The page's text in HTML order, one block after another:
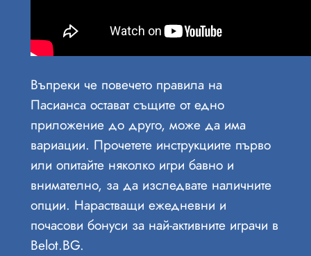
Въпреки че повечето правила на
Пасианса остават същите от едно
приложение до друго, може да има
вариации. Прочетете инструкциите първо
или опитайте няколко игри бавно и
внимателно, за да изследвате наличните
опции. Нарастващи ежедневни и
почасови бонуси за най-активните играчи в
Belot.BG.